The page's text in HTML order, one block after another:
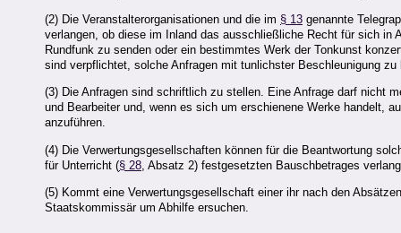
(2) Die Veranstalterorganisationen und die im § 13 genannte
verlangen, ob diese im Inland das ausschließliche Recht für sich
Rundfunk zu senden oder ein bestimmtes Werk der Tonkunst
sind verpflichtet, solche Anfragen mit tunlichster Beschleunigung
(3) Die Anfragen sind schriftlich zu stellen. Eine Anfrage darf nicht
und Bearbeiter und, wenn es sich um erschienene Werke handelt,
anzuführen.
(4) Die Verwertungsgesellschaften können für die Beantwortung
für Unterricht (§ 28 , Absatz 2) festgesetzten Bauschbetrages
(5) Kommt eine Verwertungsgesellschaft einer ihr nach den
Staatskommissär um Abhilfe ersuchen.